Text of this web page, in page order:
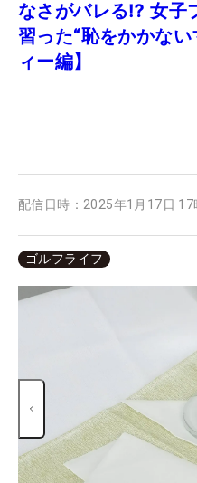
なさがバレる⁉ 女子
習った“恥をかかな
ィー編】
配信日時： 2025年1月17日 17
ゴルフライフ